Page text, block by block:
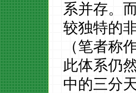
系并存。
较独特的
（笔者称
此体系仍
中的三分